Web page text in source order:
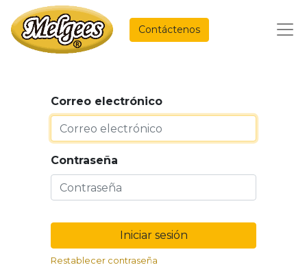
Contáctenos
Correo electrónico
Contraseña
Iniciar sesión
Restablecer contraseña